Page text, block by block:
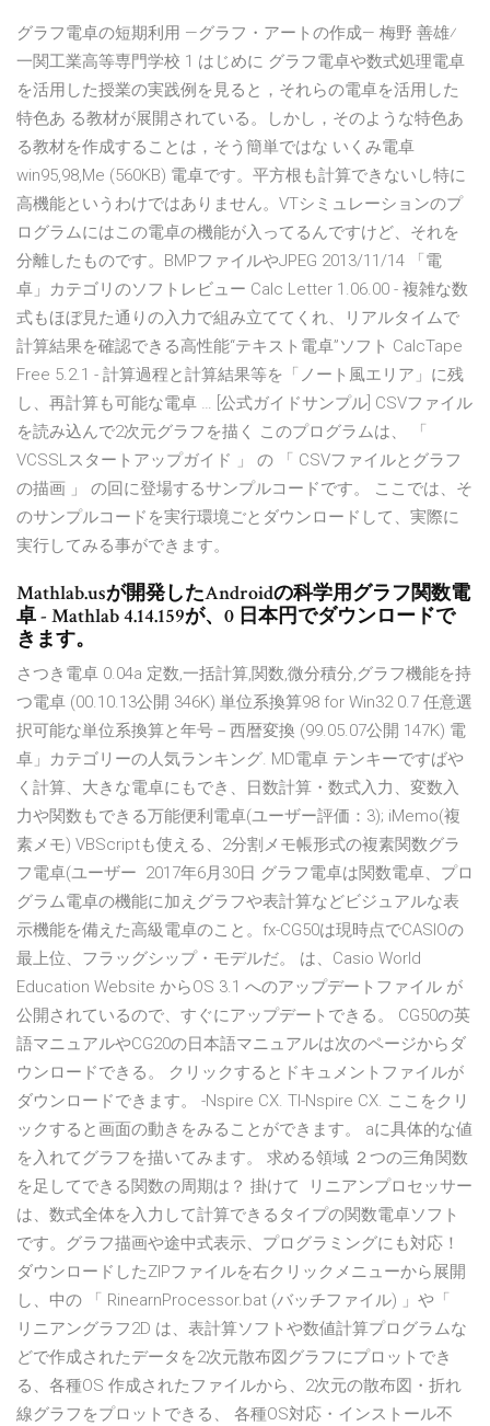
グラフ電卓の短期利用 —グラフ・アートの作成— 梅野 善雄⁄
一関工業高等専門学校 1 はじめに グラフ電卓や数式処理電卓
を活用した授業の実践例を見ると，それらの電卓を活用した
特色あ る教材が展開されている。しかし，そのような特色あ
る教材を作成することは，そう簡単ではな いくみ電卓
win95,98,Me (560KB) 電卓です。平方根も計算できないし特に
高機能というわけではありません。VTシミュレーションのプ
ログラムにはこの電卓の機能が入ってるんですけど、それを
分離したものです。BMPファイルやJPEG 2013/11/14 「電
卓」カテゴリのソフトレビュー Calc Letter 1.06.00 - 複雑な数
式もほぼ見た通りの入力で組み立ててくれ、リアルタイムで
計算結果を確認できる高性能“テキスト電卓”ソフト CalcTape
Free 5.2.1 - 計算過程と計算結果等を「ノート風エリア」に残
し、再計算も可能な電卓 … [公式ガイドサンプル] CSVファイル
を読み込んで2次元グラフを描く このプログラムは、 「
VCSSLスタートアップガイド 」 の 「 CSVファイルとグラフ
の描画 」 の回に登場するサンプルコードです。 ここでは、そ
のサンプルコードを実行環境ごとダウンロードして、実際に
実行してみる事ができます。
Mathlab.usが開発したAndroidの科学用グラフ関数電
卓 - Mathlab 4.14.159が、0 日本円でダウンロードで
きます。
さつき電卓 0.04a 定数,一括計算,関数,微分積分,グラフ機能を持
つ電卓 (00.10.13公開 346K) 単位系換算98 for Win32 0.7 任意選
択可能な単位系換算と年号－西暦変換 (99.05.07公開 147K) 電
卓」カテゴリーの人気ランキング. MD電卓 テンキーですばや
く計算、大きな電卓にもでき、日数計算・数式入力、変数入
力や関数もできる万能便利電卓(ユーザー評価：3); iMemo(複
素メモ) VBScriptも使える、2分割メモ帳形式の複素関数グラ
フ電卓(ユーザー 2017年6月30日 グラフ電卓は関数電卓、プロ
グラム電卓の機能に加えグラフや表計算などビジュアルな表
示機能を備えた高級電卓のこと。fx-CG50は現時点でCASIOの
最上位、フラッグシップ・モデルだ。 は、Casio World
Education Website からOS 3.1 へのアップデートファイル が
公開されているので、すぐにアップデートできる。 CG50の英
語マニュアルやCG20の日本語マニュアルは次のページからダ
ウンロードできる。 クリックするとドキュメントファイルが
ダウンロードできます。 -Nspire CX. TI-Nspire CX. ここをクリ
ックすると画面の動きをみることができます。 aに具体的な値
を入れてグラフを描いてみます。 求める領域 ２つの三角関数
を足してできる関数の周期は？ 掛けて リニアンプロセッサー
は、数式全体を入力して計算できるタイプの関数電卓ソフト
です。グラフ描画や途中式表示、プログラミングにも対応！
ダウンロードしたZIPファイルを右クリックメニューから展開
し、中の 「 RinearnProcessor.bat (バッチファイル) 」や「
リニアングラフ2D は、表計算ソフトや数値計算プログラムな
どで作成されたデータを2次元散布図グラフにプロットでき
る、各種OS 作成されたファイルから、2次元の散布図・折れ
線グラフをプロットできる、 各種OS対応・インストール不